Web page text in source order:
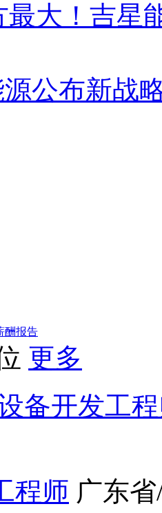
最大！吉星
公布新战
酬报告
更多
备开发工
程师 广东